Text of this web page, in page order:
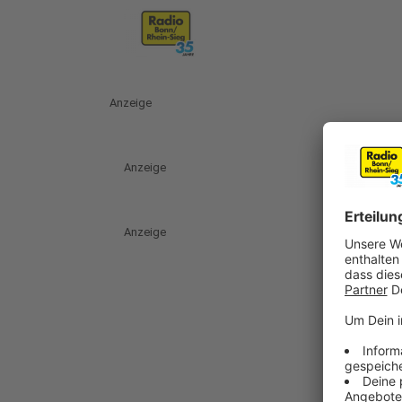
Anzeige
Anzeige
Anzeige